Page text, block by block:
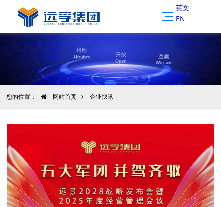
英文
EN
您的位置： 网站首页 企业快讯